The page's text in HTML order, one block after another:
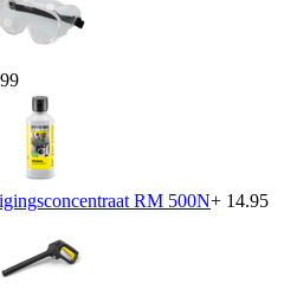
RM 500N+ 14.95